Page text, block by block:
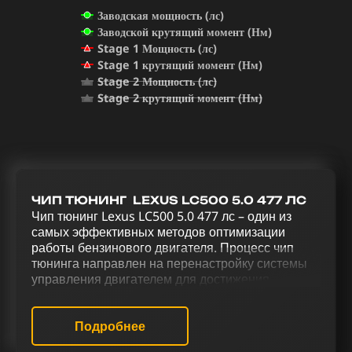
Заводская мощность (лс)
Заводской крутящий момент (Нм)
Stage 1 Мощность (лс)
Stage 1 крутящий момент (Нм)
Stage 2 Мощность (лс)
Stage 2 крутящий момент (Нм)
ЧИП ТЮНИНГ LEXUS LC500 5.0 477 ЛС
Чип тюнинг Lexus LC500 5.0 477 лс – один из
самых эффективных методов оптимизации
работы бензинового двигателя. Процесс чип
тюнинга направлен на перенастройку системы
управления двигателем для достижения
мощности и улучшение управления Lexus LC500
5.0 477 лс достигается благодаря тюнинговому
комплексу, который предусматривает чип тюнинг
Подробнее